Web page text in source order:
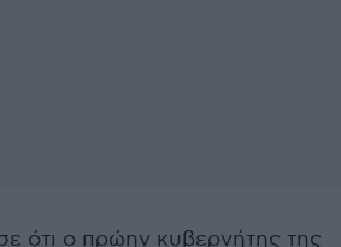
ότι ο πρώην κυβερνήτης της